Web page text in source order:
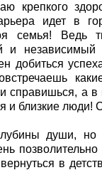
крепкого
идет в
семья! Ведь
и независимый
добиться
справишься, а
и близкие люди!
души, но
позволительно
в